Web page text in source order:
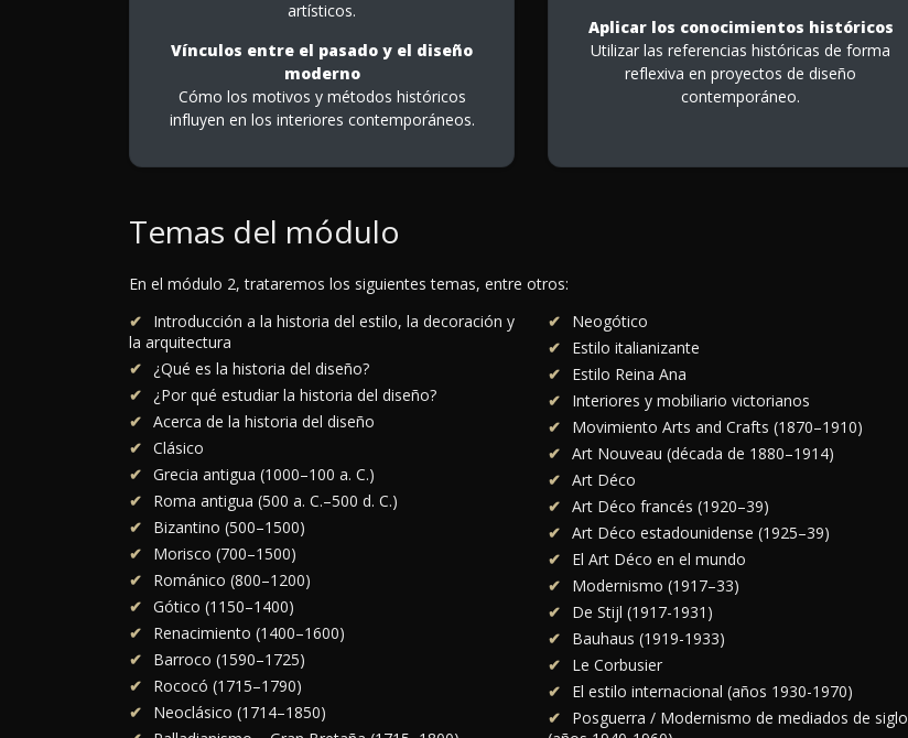
artísticos.
Vínculos entre el pasado y el diseño
moderno
Cómo los motivos y métodos históricos
influyen en los interiores contemporáneos.
Aplicar los conocimientos históricos
Utilizar las referencias históricas de forma
reflexiva en proyectos de diseño
contemporáneo.
Temas del módulo
En el módulo 2, trataremos los siguientes temas, entre otros:
Introducción a la historia del estilo, la decoración y
la arquitectura
¿Qué es la historia del diseño?
¿Por qué estudiar la historia del diseño?
Acerca de la historia del diseño
Clásico
Grecia antigua (1000–100 a. C.)
Roma antigua (500 a. C.–500 d. C.)
Bizantino (500–1500)
Morisco (700–1500)
Románico (800–1200)
Gótico (1150–1400)
Renacimiento (1400–1600)
Barroco (1590–1725)
Rococó (1715–1790)
Neoclásico (1714–1850)
Neogótico
Estilo italianizante
Estilo Reina Ana
Interiores y mobiliario victorianos
Movimiento Arts and Crafts (1870–1910)
Art Nouveau (década de 1880–1914)
Art Déco
Art Déco francés (1920–39)
Art Déco estadounidense (1925–39)
El Art Déco en el mundo
Modernismo (1917–33)
De Stijl (1917-1931)
Bauhaus (1919-1933)
Le Corbusier
El estilo internacional (años 1930-1970)
Posguerra / Modernismo de mediados de siglo